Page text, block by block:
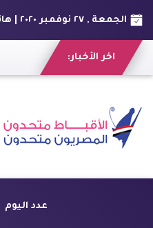
الجمعة , ٢٧ نوفمبر ٢٠٢٠ | هاتور ١٧٣٧ ش ١٨
اخر الأخبار:
عدد اليوم